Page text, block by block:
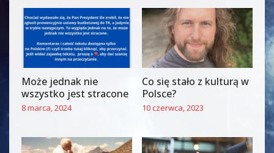
Może jednak nie
wszystko jest stracone
8 marca, 2024
Co się stało z kulturą w
Polsce?
10 czerwca, 2023